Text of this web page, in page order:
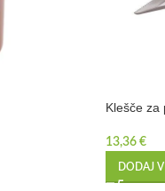
Klešče za
13,36 €
DODAJ